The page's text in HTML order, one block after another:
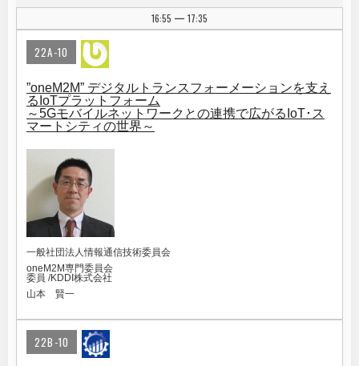
16:55 | 17:35
22A-10
”oneM2M” デジタルトランスフォーメーションを支え
るIoTプラットフォーム
～5Gモバイルネットワークとの連携で広がるIoT･ス
マートシティの世界～
一般社団法人情報通信技術委員会
oneM2M専門委員会
委員 /KDDI株式会社
山本 賢一
22B-10